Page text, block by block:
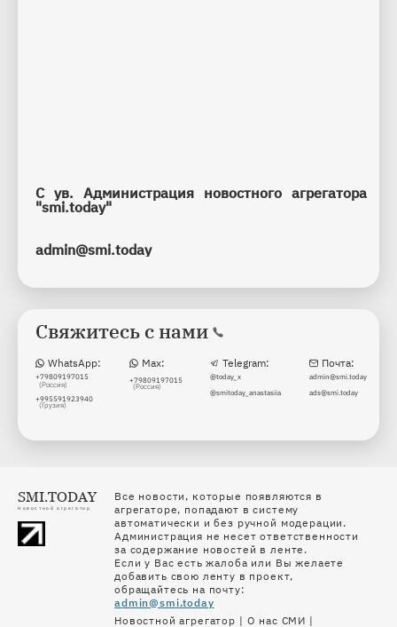
С ув. Администрация новостного агрегатора
"smi.today"
admin@smi.today
Свяжитесь с нами
WhatsApp:
+79809197015
(Россия)
+995591923940
(Грузия)
Max:
+79809197015
(Россия)
Telegram:
@today_x
@smitoday_anastasiia
Почта:
admin@smi.today
ads@smi.today
SMI.TODAY
Новостной агрегатор
Все новости, которые появляются в
агрегаторе, попадают в систему
автоматически и без ручной модерации.
Администрация не несет ответственности
за содержание новостей в ленте.
Если у Вас есть жалоба или Вы желаете
добавить свою ленту в проект,
обращайтесь на почту:
admin@smi.today
Новостной агрегатор | О нас СМИ |